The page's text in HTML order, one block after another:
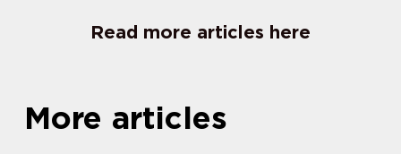
Read more articles here
More articles